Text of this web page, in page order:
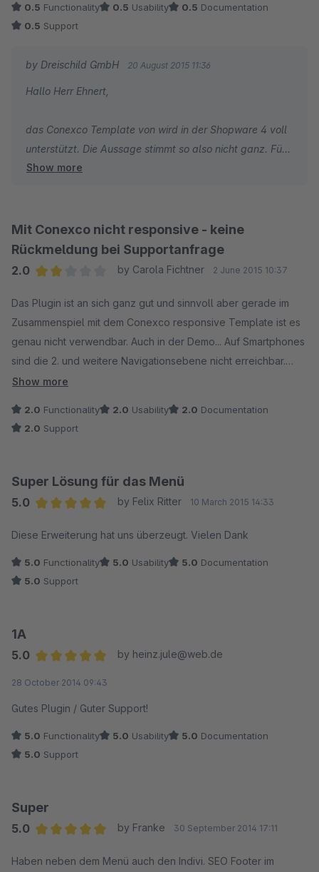
0.5 Functionality 0.5 Usability 0.5 Documentation
0.5 Support
by Dreischild GmbH 20 August 2015 11:36
Hallo Herr Ehnert,
das Conexco Template von wird in der Shopware 4 voll
unterstützt. Die Aussage stimmt so also nicht ganz. Für
Shopware 5 ist das Conexco Template noch gar nicht
da das Standard Template von Shopware 5 bereits
Responsive ist.
hiervon zu überzeugen.
VG
Show more
Mit Conexco nicht responsive - keine
Rückmeldung bei Supportanfrage
2.0
by Carola Fichtner 2 June 2015 10:37
Das Plugin ist an sich ganz gut und sinnvoll aber gerade im
Zusammenspiel mit dem Conexco responsive Template ist es
genau nicht verwendbar. Auch in der Demo... Auf Smartphones
sind die 2. und weitere Navigationsebene nicht erreichbar.
Woche erneut angefragt und um Support gebeten habe,
erfolgte null Reaktion. Ich werde jetzt selbst einen
Show more
2.0 Functionality 2.0 Usability 2.0 Documentation
2.0 Support
Super Lösung für das Menü
5.0
by Felix Ritter 10 March 2015 14:33
Diese Erweiterung hat uns überzeugt. Vielen Dank
5.0 Functionality 5.0 Usability 5.0 Documentation
5.0 Support
1A
5.0
by heinz.jule@web.de
28 October 2014 09:43
Gutes Plugin / Guter Support!
5.0 Functionality 5.0 Usability 5.0 Documentation
5.0 Support
Super
5.0
by Franke 30 September 2014 17:11
Haben neben dem Menü auch den Indivi. SEO Footer im